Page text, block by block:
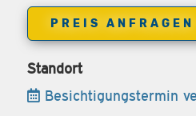
PREIS ANFRAGEN
Standort
Besichtigungstermin